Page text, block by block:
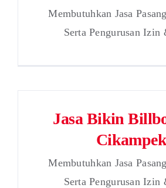
Membutuhkan Jasa
Serta Pengurusan Izin
Jasa Bikin
Cikampek
Membutuhkan Jasa
Serta Pengurusan Izin